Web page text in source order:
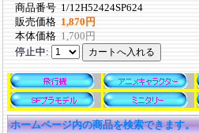
商品番号 1/12H52424SP624
販売価格 1,870円
本体価格 1,700円
停止中:
ホームページ内の商品を検索できます。